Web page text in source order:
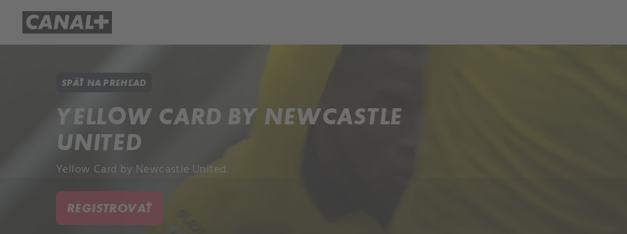
SPÄŤ NA PREHĽAD
YELLOW CARD BY NEWCASTLE
UNITED
Yellow Card by Newcastle United.
REGISTROVAŤ